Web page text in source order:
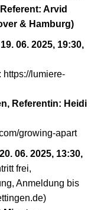
Arvid
& Hamburg)
19. 06. 2025, 19:30,
https://lumiere-
Referentin: Heidi
growing-apart
20. 06. 2025, 13:30,
frei,
Anmeldung bis